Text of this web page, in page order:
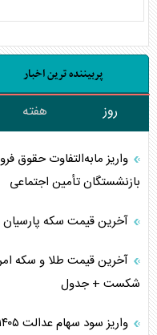
پربیننده ترین اخبار
روز هفته
بازنشستگان تأمین اجتماعی
آخرین قیمت سکه پارسیان امروز
شکست + جدول